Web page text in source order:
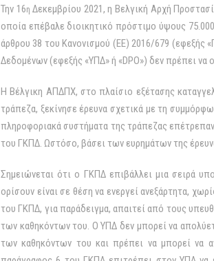
Την 16η Δεκεμβρίου 2021, η Βελγική Αρχή
οποία επέβαλε διοικητικό πρόστιμο ύψους
άρθρου 38 του Κανονισμού (ΕΕ) 2016/679 (εφεξής
Δεδομένων (εφεξής «ΥΠΔ» ή «DPO») δεν πρέπει
Η Βέλγικη ΑΠΔΠΧ, στο πλαίσιο εξέτασης
τράπεζα, ξεκίνησε έρευνα σχετικά με τη
πληροφοριακά συστήματα της τράπεζας
του ΓΚΠΔ. Ωστόσο, βάσει των ευρημάτων της
Σημειώνεται ότι ο ΓΚΠΔ επιβάλλει μια σειρά
ορίσουν είναι σε θέση να ενεργεί ανεξάρτητα,
του ΓΚΠΔ, για παράδειγμα, απαιτεί από τους
των καθηκόντων του. Ο ΥΠΔ δεν μπορεί να
των καθηκόντων του και πρέπει να μπορεί να